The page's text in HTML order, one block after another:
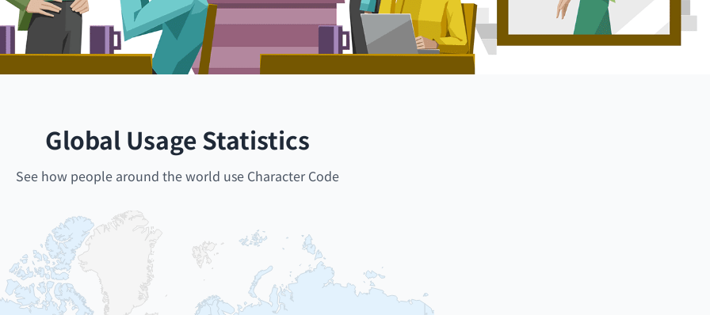
Global Usage Statistics
See how people around the world use Character Code